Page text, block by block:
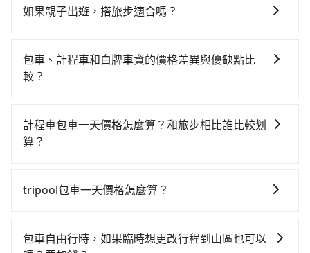
後，抵達台中公園智選假日飯店 (台中市中區) 的目的
執照的計程車僅有300多輛，計程車的密度為雙北的
0.4%，換句話說，臨時要叫小黃的難度是雙北大城市的
路。但如果全程使用tripool並到府專車接送，則每人平
均花費約710元，費時2小時19分鐘。長距離移動確實搭
tripool還是比較划算的。如果你僅有兩位乘車，也可參
灣大車隊，如果在路邊攔不到車，也可考慮打電話至附
但如改預約tripool可省高達$1,500。但如果你無法提前
預約，或偏好臨時叫車，那要注意嘉義縣僅有合法計程
義縣有些計程車司機不按錶計費，約有47%會採現場議
價，建議最好先上網預約，以免當場被坑受騙。綜合以
如果親子出遊，搭旅步適合嗎？
椅及兒童用增高墊供您選購(租借300元/個)，讓您和孩子
出遊時安全更有保障。
包車、計程車和白牌車資的價格差異與優缺點比
較？
包車：優點是搭乘舒適可以根據自己的需求安排時間和
地點上車較客製化。此外，司機還會提供各種旅遊建議
通塞車時亦會加收延遲費用，一般屬短程接駁為主。 -
事後也無法申訴退費。
計程車包車一天價格怎麼算？和旅步相比誰比較划
算？
格通常是根據時間或距離來計算，而且在不同城市和地
之前，最好先詢問清楚具體價格和注意事項。相比之
tripool包車一天價格怎麼算？
需行程的公里數及車型而有所不同，建議可以直接上旅
包車自由行時，如果臨時想更改行程到山區也可以